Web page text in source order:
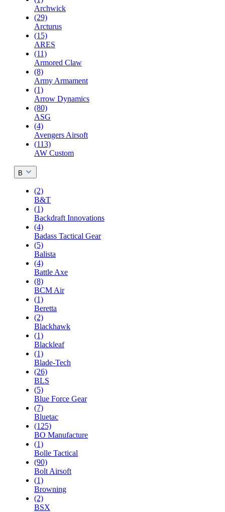
Archwick
(29)
Arcturus
(15)
ARES
(11)
Armored Claw
(8)
Army Armament
(1)
Arrow Dynamics
(80)
ASG
(4)
Avengers Airsoft
(113)
AW Custom
B
(2)
B&T
(1)
Backdraft Innovations
(4)
Badass Tactical Gear
(5)
Balista
(4)
Battle Axe
(8)
BCM Air
(1)
Beretta
(2)
Blackhawk
(1)
Blackleaf
(1)
Blade-Tech
(26)
BLS
(5)
Blue Force Gear
(7)
Bluetac
(125)
BO Manufacture
(1)
Bolle Tactical
(90)
Bolt Airsoft
(1)
Browning
(2)
BSX